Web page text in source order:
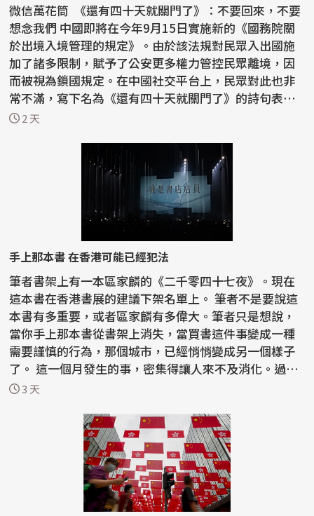
微信萬花筒 《還有四十天就關門了》：不要回來，不要
想念我們 中國即將在今年9月15日實施新的《國務院關
於出境入境管理的規定》。由於該法規對民眾入出國施
加了諸多限制，賦予了公安更多權力管控民眾離境，因
而被視為鎖國規定。在中國社交平台上，民眾對此也非
常不滿，寫下名為《還有四十天就關門了》的詩句表達
憤怒...
2 天
手上那本書 在香港可能已經犯法
筆者書架上有一本區家麟的《二千零四十七夜》。現在
這本書在香港書展的建議下架名單上。 筆者不是要說這
本書有多重要，或者區家麟有多偉大。筆者只是想說，
當你手上那本書從書架上消失，當買書這件事變成一種
需要謹慎的行為，那個城市，已經悄悄變成另一個樣子
了。 這一個月發生的事，密集得讓人來不及消化。過去
半...3 天